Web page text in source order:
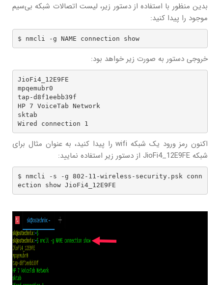
بدین منظور با استفاده از دستور زیر، لیست اتصالات شبکه بی‌سیم
موجود را پیدا کنید:
$ nmcli -g NAME connection show
خروجی دستور به صورت زیر خواهد بود:
JioFi4_12E9FE
mpqemubr0
tap-d8f1eebb39f
HP 7 VoiceTab Network
sktab
Wired connection 1
اکنون رمز ورود یک شبکه wifi را پیدا کنید، به عنوان مثال برای
شبکه JioFi4_12E9FE از دستور زیر استفاده نمایید:
$ nmcli -s -g 802-11-wireless-security.psk conn
ection show JioFi4_12E9FE